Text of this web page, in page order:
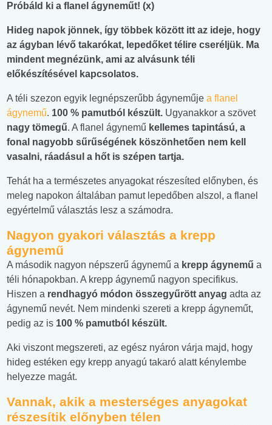
Próbáld ki a flanel ágyneműt! (x)
Hideg napok jönnek, így többek között itt az ideje, hogy
az ágyban lévő takarókat, lepedőket télire cseréljük. Ma
mindent megnézünk, ami az alvásunk téli
előkészítésével
kapcsolatos.
A téli szezon egyik legnépszerűbb ágyneműje a flanel
ágynemű. 100 % pamutból készült. Ugyanakkor a szövet
nagy tömegű. A flanel ágynemű kellemes tapintású, a
fonal nagyobb sűrűségének köszönhetően nem kell
vasalni, ráadásul a hőt is szépen tartja.
Tehát ha a természetes anyagokat részesíted előnyben, és
meleg napokon általában pamut lepedőben alszol, a flanel
egyértelmű választás lesz a számodra.
Nagyon gyakori választás a krepp
ágynemű
A második nagyon népszerű ágynemű a krepp ágynemű a
téli hónapokban. A krepp ágynemű nagyon specifikus.
Hiszen a rendhagyó módon összegyűrött anyag adta az
ágynemű nevét. Nem mindenki szereti a krepp ágyneműt,
pedig az is 100 % pamutból készült.
Aki viszont megszereti, az egész nyáron várja majd, hogy
hideg estéken egy krepp anyagú takaró alatt kénylembe
helyezze magát.
Vannak, akik a mesterséges anyagokat
részesítik előnyben télen